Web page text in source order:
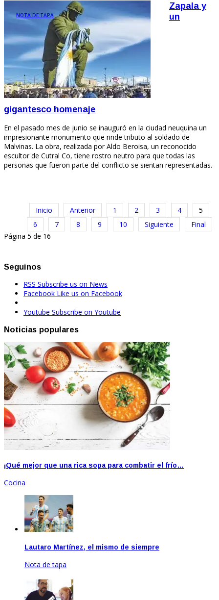
NOTA DE TAPA
Zapala y
un
gigantesco homenaje
En el pasado mes de junio se inauguró en la ciudad neuquina un
impresionante monumento que rinde tributo al soldado de
Malvinas. La obra, realizada por Aldo Beroisa, un reconocido
escultor de Cutral Co, tiene rostro neutro para que todas las
personas que fueron parte del conflicto se sientan representadas.
Inicio Anterior 1 2 3 4
5
6
7 8 9 10 Siguiente
Final
Página 5 de 16
Seguinos
RSS Subscribe us on News
Facebook Like us on Facebook
Youtube Subscribe on Youtube
Noticias populares
¡Qué mejor que una rica sopa para combatir el frío…
Cocina
Lautaro Martínez, el mismo de siempre
Nota de tapa